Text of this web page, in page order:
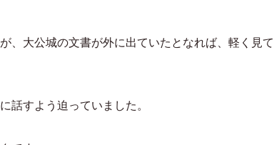
、大公城の文書が外に出ていたとなれば、軽く見て
話すよう迫っていました。